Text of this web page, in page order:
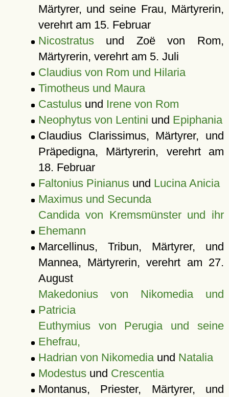
Märtyrer, und seine Frau, Märtyrerin,
verehrt am 15. Februar
Nicostratusund Zoë von Rom,
Märtyrerin, verehrt am 5. Juli
Claudius von Rom und Hilaria
Timotheus und Maura
Castulusund Irene von Rom
Neophytus von Lentini und Epiphania
Claudius Clarissimus, Märtyrer, und
Präpedigna, Märtyrerin, verehrt am
18. Februar
Faltonius Pinianusund Lucina Anicia
Maximus und Secunda
Candida von Kremsmünster und ihr
Ehemann
Marcellinus, Tribun, Märtyrer, und
Mannea, Märtyrerin, verehrt am 27.
August
Makedonius von Nikomedia und
Patricia
Euthymius von Perugia und seine
Ehefrau,
Hadrian von Nikomediaund Natalia
Modestusund Crescentia
Montanus, Priester, Märtyrer, und